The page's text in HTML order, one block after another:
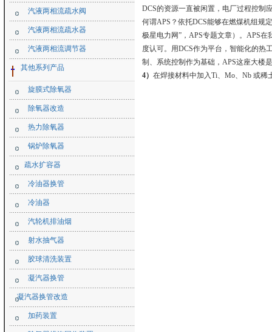
汽液两相流疏水阀
汽液两相流疏水器
汽液两相流调节器
其他系列产品
旋膜式除氧器
除氧器改造
热力除氧器
锅炉除氧器
疏水扩容器
冷油器换管
冷油器
汽轮机排油烟
射水抽气器
胶球清洗装置
凝汽器换管
凝汽器换管改造
加药装置
DCS的资源一直被闲置，电厂过程控制
何谓APS？依托DCS能够在燃煤机组规
极星电力网”，APS专题文章）。APS
度认可。用DCS作为平台，智能化的热
制、系统控制作为基础，APS这座大楼
4） 在焊接材料中加入Ti、Mo、Nb 或稀